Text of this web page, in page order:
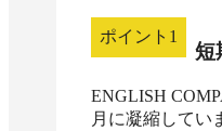
ポイント 1
短
ENGLISH
月に凝縮してい